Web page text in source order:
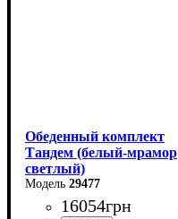
Обеденный комплект
Тандем (белый-мрамор
светлый)
29477
16054грн